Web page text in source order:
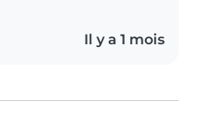
Il y a 1 mois